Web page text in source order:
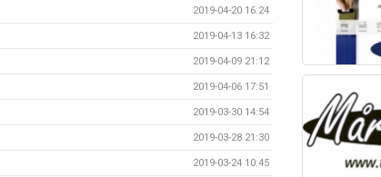
2019-04-20 16:24
2019-04-13 16:32
2019-04-09 21:12
2019-04-06 17:51
2019-03-30 14:54
2019-03-28 21:30
2019-03-24 10:45